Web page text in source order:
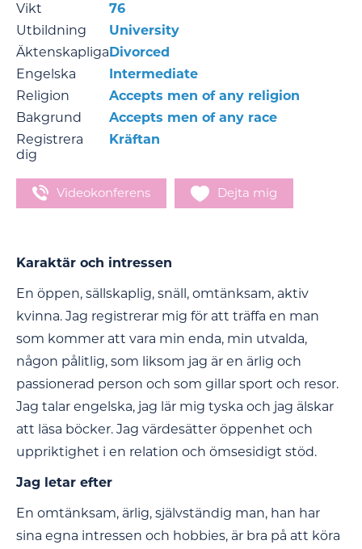
Vikt
76
Utbildning
University
ÄktenskapligaDivorced
Engelska
Intermediate
Religion
Accepts men of any religion
Bakgrund
Accepts men of any race
Registrera
dig
Kräftan
Videokonferens Dejta mig
Karaktär och intressen
En öppen, sällskaplig, snäll, omtänksam, aktiv
kvinna. Jag registrerar mig för att träffa en man
som kommer att vara min enda, min utvalda,
någon pålitlig, som liksom jag är en ärlig och
passionerad person och som gillar sport och resor.
Jag talar engelska, jag lär mig tyska och jag älskar
att läsa böcker. Jag värdesätter öppenhet och
uppriktighet i en relation och ömsesidigt stöd.
Jag letar efter
En omtänksam, ärlig, självständig man, han har
sina egna intressen och hobbies, är bra på att köra